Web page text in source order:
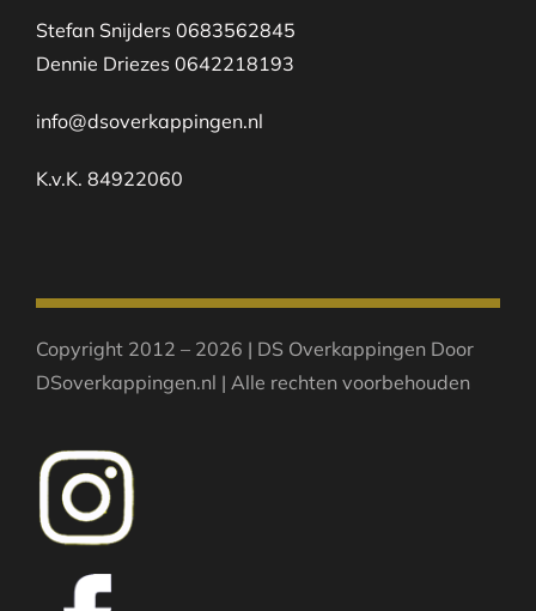
Stefan Snijders 0683562845
Dennie Driezes 0642218193
info@dsoverkappingen.nl
K.v.K. 84922060
Copyright 2012 – 2026 | DS Overkappingen Door
DSoverkappingen.nl | Alle rechten voorbehouden